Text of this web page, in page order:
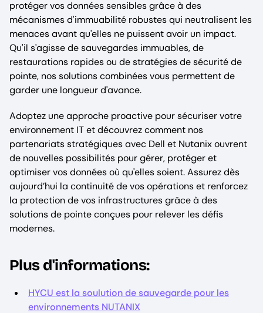
protéger vos données sensibles grâce à des
mécanismes d'immuabilité robustes qui neutralisent les
menaces avant qu'elles ne puissent avoir un impact.
Qu'il s'agisse de sauvegardes immuables, de
restaurations rapides ou de stratégies de sécurité de
pointe, nos solutions combinées vous permettent de
garder une longueur d'avance.
Adoptez une approche proactive pour sécuriser votre
environnement IT et découvrez comment nos
partenariats stratégiques avec Dell et Nutanix ouvrent
de nouvelles possibilités pour gérer, protéger et
optimiser vos données où qu'elles soient. Assurez dès
aujourd’hui la continuité de vos opérations et renforcez
la protection de vos infrastructures grâce à des
solutions de pointe conçues pour relever les défis
modernes.
Plus d'informations:
HYCU est la soulution de sauvegarde pour les
environnements NUTANIX